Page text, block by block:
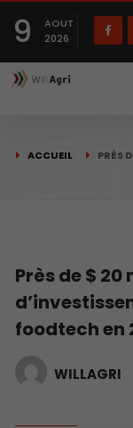
9
AOUT
2026
ACCUEIL PRÈS
Près de $
foodtech en
WILLAGRI